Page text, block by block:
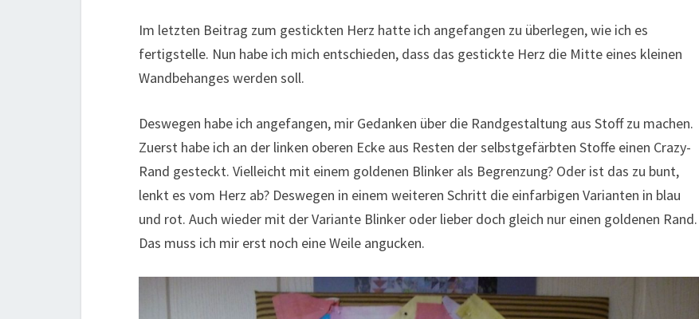
Im letzten Beitrag zum gestickten Herz hatte ich angefangen zu überlegen, wie ich es
fertigstelle. Nun habe ich mich entschieden, dass das gestickte Herz die Mitte eines kleinen
Wandbehanges werden soll.
Deswegen habe ich angefangen, mir Gedanken über die Randgestaltung aus Stoff zu machen.
Zuerst habe ich an der linken oberen Ecke aus Resten der selbstgefärbten Stoffe einen Crazy-
Rand gesteckt. Vielleicht mit einem goldenen Blinker als Begrenzung? Oder ist das zu bunt,
lenkt es vom Herz ab? Deswegen in einem weiteren Schritt die einfarbigen Varianten in blau
und rot. Auch wieder mit der Variante Blinker oder lieber doch gleich nur einen goldenen Rand.
Das muss ich mir erst noch eine Weile angucken.